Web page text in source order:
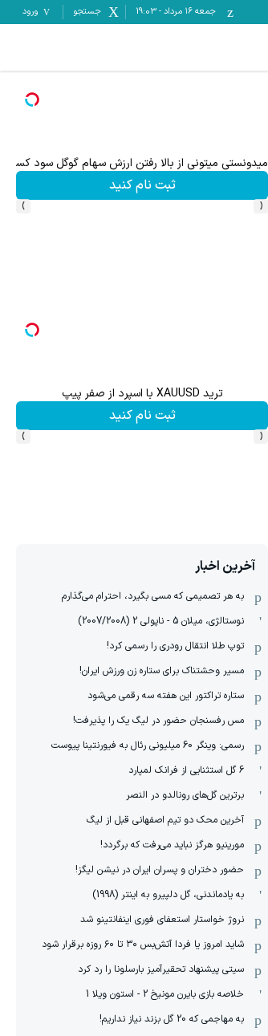
جمعه ۱۶ مرداد -
19:03 جستجو ورود
میدونستی میتونی از بالا رفتن ارزش سهام گوگل سود کسب
ثبت نام کنید
‹
›
ترید XAUUSD با اسپرد از صفر پیپ
ثبت نام کنید
‹
›
آخرین اخبار
به هر تصمیمی که مسی بگیرد، احترام می‌گذارم
نوستالژی، میلان 5 - ناپولی 2 (2007/2008)
توپ طلا انتقال رودری را رسمی کرد!
مسیر وحشتناک برای ستاره زن ورزش ایران!
ستاره تراکتور این هفته سه رقمی می‌شود
مس رفسنجان حضور در لیگ یک را پذیرفت!
رسمی: وینگر 60 میلیونی رئال به فیورنتینا پیوست
6 گل استثنایی از فرانک لمپارد
برترین گل‌های رونالدو در النصر
آخرین محک دو تیم اصفهانی قبل از لیگ
مورینیو هرگز نباید می‌رفت که برگردد!
حضور دختران و پسران ایران در نیشن لیگز!
به یادماندنی، گل دلپیرو به اینتر (1998)
نروژ خواستار استعفای فوری اینفانتینو شد
شاید امروز یا فردا آتش‌بس ۳۰ تا ۶۰ روزه برقرار شود
سیتی پیشنهاد تحقیرآمیز بارسلونا را رد کرد
خلاصه بازی بایرن مونیخ 2 - استون ویلا 1
به مهاجمی که 20 گل بزند نیاز نداریم!